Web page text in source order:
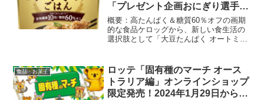
「プレゼント企画おにぎり選手
権」も開催！2024年2月13日から
3月17日
概要：高たんぱく＆糖質60％オフの画期
的な食品ケロッグから、新しい食生活の
選択肢として「大豆たんぱく オートミー
で、1食分（40g）に10gのたんぱく質が
含まれ...
食品・お菓子
ロッテ「固有種のマーチ オース
トラリア編」オンラインショップ
限定発売！2024年1月29日から3